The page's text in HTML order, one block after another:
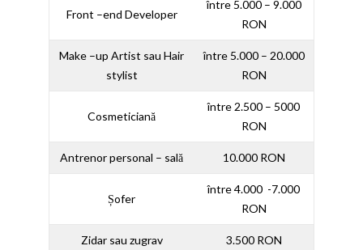
Front –end Developer
între 5.000 – 9.000
RON
Make –up Artist sau Hair
stylist
între 5.000 – 20.000
RON
Cosmeticiană
între 2.500 – 5000
RON
Antrenor personal – sală 10.000 RON
Șofer
între 4.000 -7.000
RON
Zidar sau zugrav 3.500 RON